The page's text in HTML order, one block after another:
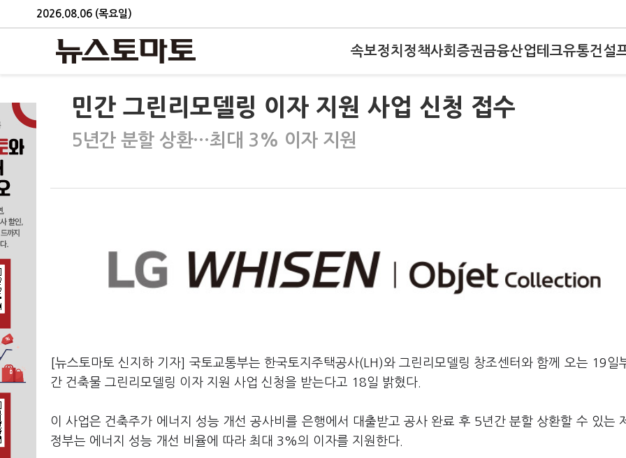
2026.08.06 (목요일)
속보정치 정책사회 증권금융산업테크유통건설
민간 그린리모델링 이자 지원 사업 신청 접수
5년간 분할 상환…최대 3% 이자 지원
[뉴스토마토 신지하 기자] 국토교통부는 한국토지주택공사(LH)와 그린리모델링 창조센터와 함께 오는 19일
간 건축물 그린리모델링 이자 지원 사업 신청을 받는다고 18일 밝혔다.
이 사업은 건축주가 에너지 성능 개선 공사비를 은행에서 대출받고 공사 완료 후 5년간 분할 상환할 수 있는
정부는 에너지 성능 개선 비율에 따라 최대 3%의 이자를 지원한다.